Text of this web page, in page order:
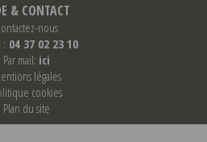
& CONTACT
nous
: 04 37 02 23 10
Par mail: ici
légales
cookies
Plan du site